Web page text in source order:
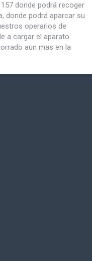
donde podrá recoger
donde podrá aparcar su
operarios de
a cargar el aparato
aun mas en la